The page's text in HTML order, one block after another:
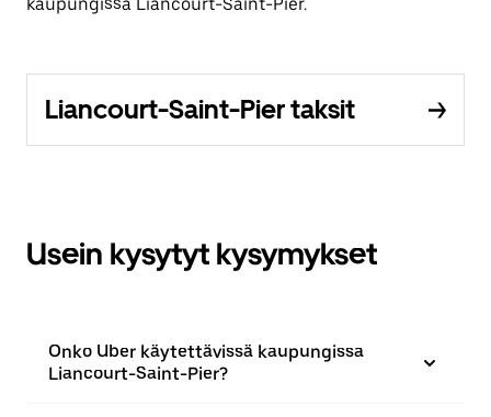
Liancourt-Saint-Pier taksit
Usein kysytyt kysymykset
Onko Uber käytettävissä kaupungissa
Liancourt-Saint-Pier?